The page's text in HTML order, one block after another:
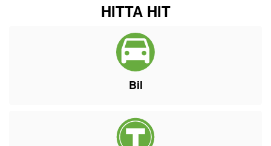
HITTA HIT
Bil